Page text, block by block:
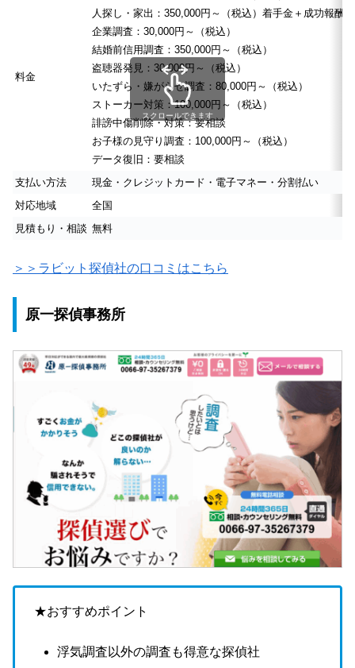
料金
人探し・家出：350,000円～（税込）着手金＋成功報酬
企業調査：30,000円～（税込）
結婚前信用調査：350,000円～（税込）
盗聴器発見：30,000円～（税込）
いたずら・嫌がらせ調査：80,000円～（税込）
ストーカー対策：100,000円～（税込）
誹謗中傷削除・対策：要相談
お子様の見守り調査：100,000円～（税込）
データ復旧：要相談
支払い方法
現金・クレジットカード・電子マネー・分割払い
対応地域
全国
見積もり・相談 無料
スクロールできます
＞＞ラビット探偵社の口コミはこちら
原一探偵事務所
★おすすめポイント
浮気調査以外の調査も得意な探偵社